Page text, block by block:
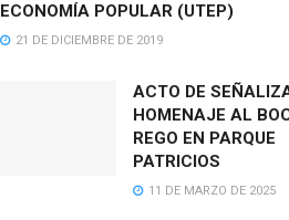
ECONOMÍA POPULAR (UTEP)
21 DE DICIEMBRE DE 2019
ACTO DE
HOMENAJE AL
REGO EN PARQUE
PATRICIOS
11 DE MARZO DE 2025